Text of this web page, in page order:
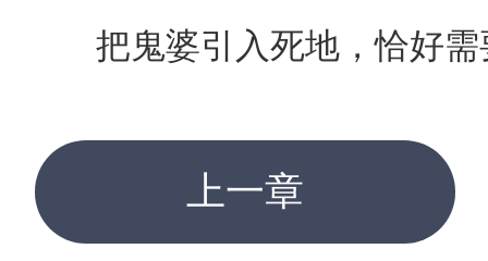
把鬼婆引入死地，恰好需
上一章